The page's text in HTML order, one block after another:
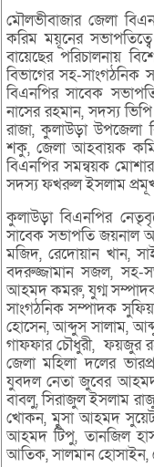
মৌলভীবাজার জেলা
করিম ময়ূনের
বায়েছের পরিচালনায়
বিভাগের সহ-সাংগঠনিক
বিএনপির সাবেক
নাসের রহমান, সদস্য
রাজা, কুলাউড়া
শকু, জেলা আহবায়ক
বিএনপির সমন্বয়ক
সদস্য ফখরুল ইসলাম
কুলাউড়া বিএনপির
সাবেক সভাপতি জয়নাল
মজিদ, রেদোয়ান খান,
বদরুজ্জামান সজল, সহ-
আহমদ কমরু, যুগ্ম
সাংগঠনিক সম্পাদক
হোসেন, আব্দুস সালাম,
গাফফার চৌধুরী, ফয়জুর
জেলা মহিলা দলের
যুবদল নেতা জুবের
বাবলু, সিরাজুল ইসলাম
খোকন, মুসা আহমদ সুয়েট,
আহমদ টিপু, তানজিল
আতিক, সালমান হোসাইন,